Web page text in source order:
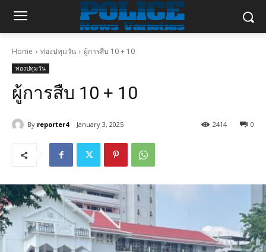
Home ท่องปทุมวัน ผู้การสืบ 10 + 10
ท่องปทุมวัน
ผู้การสืบ 10 + 10
By reporter4 January 3, 2025 0
2414